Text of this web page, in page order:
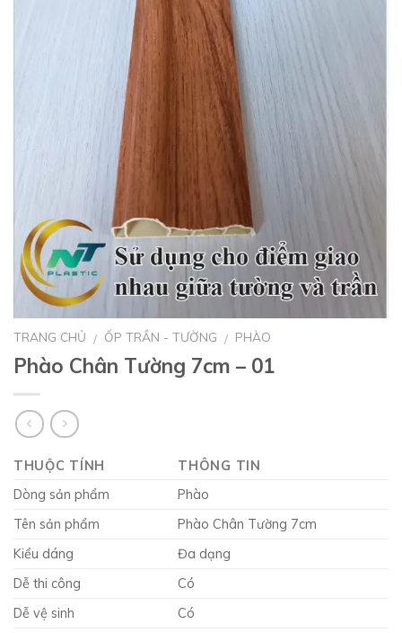
TRANG CHỦ / ỐP TRẦN - TƯỜNG / PHÀO
Phào Chân Tường 7cm – 01
THUỘC TÍNH
THÔNG TIN
Dòng sản phẩm
Phào
Tên sản phẩm
Phào Chân Tường 7cm
Kiểu dáng
Đa dạng
Dễ thi công
Có
Dễ vệ sinh
Có